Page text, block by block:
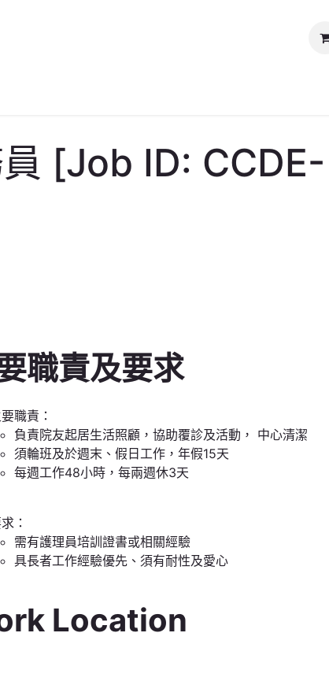
聯絡我們
[Job ID: CCDE-
職責及要求
職責：
負責院友起居生活照顧，協助覆診及活動， 中心清潔
須輪班及於週末、假日工作，年假15天
每週工作48小時，每兩週休3天
：
需有護理員培訓證書或相關經驗
具長者工作經驗優先、須有耐性及愛心
Location